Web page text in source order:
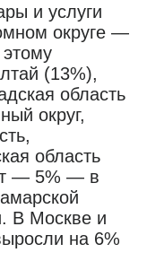
и услуги
округе —
(13%),
область
округ,
область
— 5% — в
В Москве и
на 6%